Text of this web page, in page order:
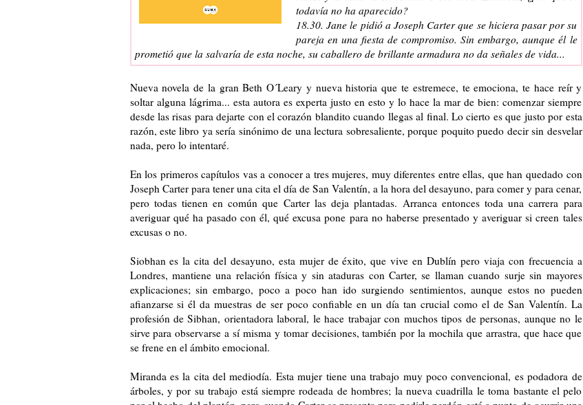
todavía no ha aparecido?
18.30. Jane le pidió a Joseph Carter que se hiciera pasar por su
pareja en una fiesta de compromiso. Sin embargo, aunque él le
prometió que la salvaría de esta noche, su caballero de brillante armadura no da señales de vida...
Nueva novela de la gran Beth O´Leary y nueva historia que te estremece, te emociona, te hace reír y
soltar alguna lágrima... esta autora es experta justo en esto y lo hace la mar de bien: comenzar siempre
desde las risas para dejarte con el corazón blandito cuando llegas al final. Lo cierto es que justo por esta
razón, este libro ya sería sinónimo de una lectura sobresaliente, porque poquito puedo decir sin desvelar
nada, pero lo intentaré.
En los primeros capítulos vas a conocer a tres mujeres, muy diferentes entre ellas, que han quedado con
Joseph Carter para tener una cita el día de San Valentín, a la hora del desayuno, para comer y para cenar,
pero todas tienen en común que Carter las deja plantadas. Arranca entonces toda una carrera para
averiguar qué ha pasado con él, qué excusa pone para no haberse presentado y averiguar si creen tales
excusas o no.
Siobhan es la cita del desayuno, esta mujer de éxito, que vive en Dublín pero viaja con frecuencia a
Londres, mantiene una relación física y sin ataduras con Carter, se llaman cuando surje sin mayores
explicaciones; sin embargo, poco a poco han ido surgiendo sentimientos, aunque estos no pueden
afianzarse si él da muestras de ser poco confiable en un día tan crucial como el de San Valentín. La
profesión de Sibhan, orientadora laboral, le hace trabajar con muchos tipos de personas, aunque no le
sirve para observarse a sí misma y tomar decisiones, también por la mochila que arrastra, que hace que
se frene en el ámbito emocional.
Miranda es la cita del mediodía. Esta mujer tiene una trabajo muy poco convencional, es podadora de
árboles, y por su trabajo está siempre rodeada de hombres; la nueva cuadrilla le toma bastante el pelo